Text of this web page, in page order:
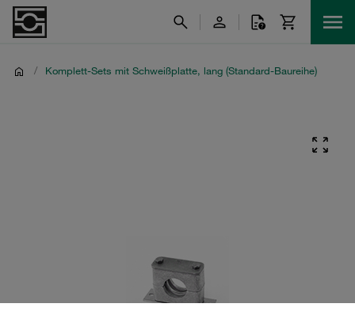
/ Komplett-Sets mit Schweißplatte, lang (Standard-Baureihe)